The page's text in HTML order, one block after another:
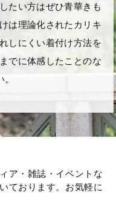
たい方はぜひ青華きも
は理論化されたカリキ
しにくい着付け方法を
でに体感したことのな
ア・雑誌・イベントな
ております。お気軽に